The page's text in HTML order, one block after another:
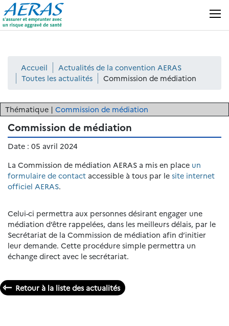
Panneau de gestion des cookies
Accueil
Actualités de la convention AERAS
Toutes les actualités
Commission de médiation
Thématique | Commission de médiation
Commission de médiation
Date : 05 avril 2024
La Commission de médiation AERAS a mis en place un
formulaire de contact accessible à tous par le site internet
officiel AERAS.
Celui-ci permettra aux personnes désirant engager une
médiation d’être rappelées, dans les meilleurs délais, par le
Secrétariat de la Commission de médiation afin d’initier
leur demande. Cette procédure simple permettra un
échange direct avec le secrétariat.
Retour à la liste des actualités